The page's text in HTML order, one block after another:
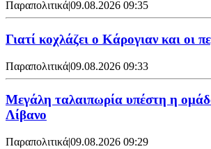
Παραπολιτικά|09.08.2026 09:35
Γιατί κοχλάζει ο Κάρογιαν και οι
Παραπολιτικά|09.08.2026 09:33
Μεγάλη ταλαιπωρία υπέστη η
Λίβανο
Παραπολιτικά|09.08.2026 09:29